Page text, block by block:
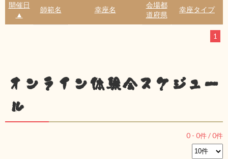
開催日
▲
師範名 幸座名
会場都
道府県
幸座タイプ
1
オンライン体験会スケジュー
ル
0 - 0件 /0件